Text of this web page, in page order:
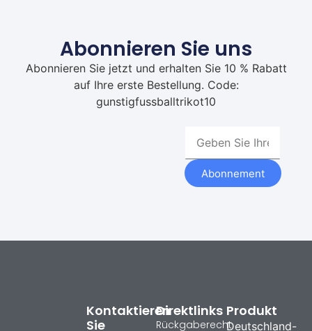
Abonnieren Sie uns
Abonnieren Sie jetzt und erhalten Sie 10 % Rabatt
auf Ihre erste Bestellung. Code:
gunstigfussballtrikot10
Abonnement
Produkt
Deutschland-
Direktlinks
Rückgaberecht
Kontaktieren
Sie